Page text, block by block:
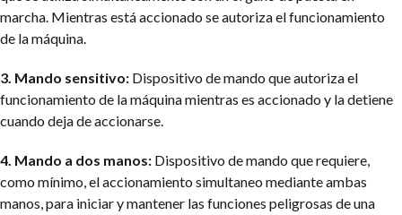
marcha. Mientras está accionado se autoriza el funcionamiento
de la máquina.
3. Mando sensitivo: Dispositivo de mando que autoriza el
funcionamiento de la máquina mientras es accionado y la detiene
cuando deja de accionarse.
4. Mando a dos manos: Dispositivo de mando que requiere,
como mínimo, el accionamiento simultaneo mediante ambas
manos, para iniciar y mantener las funciones peligrosas de una